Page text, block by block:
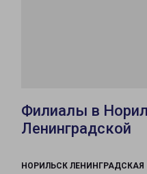
Филиалы в
Ленинградской
НОРИЛЬСК ЛЕНИНГРАДСКАЯ